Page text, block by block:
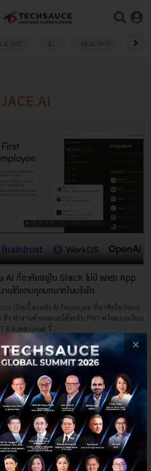
& BIZ AI HEALTHTECH
AI ที่อาศัยอยู่ใน Slack ไม่มี Web App
านได้แทบทุกบทบาทในบริษัท
เปิดเบื้องหลัง AI Employee ที่อาศัยใน Slack
ว ทำงานข้ามแผนกได้ระดับ PhD พร้อมบทเรียน
เคส Gmail รั่...
Techsauce Team
Jace.ai
:contact@techsauce.co
×